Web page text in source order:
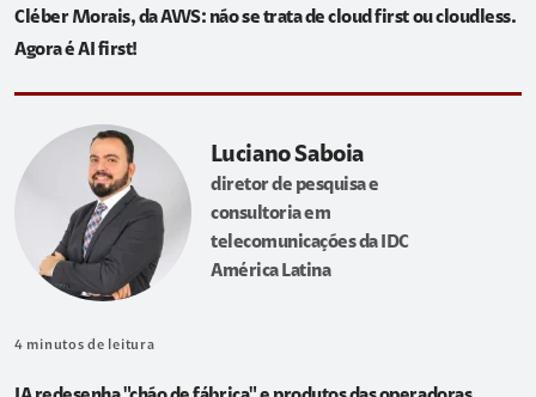
Cléber Morais, da AWS: não se trata de cloud first ou cloudless.
Agora é AI first!
Luciano Saboia
diretor de pesquisa e
consultoria em
telecomunicações da IDC
América Latina
4 minutos de leitura